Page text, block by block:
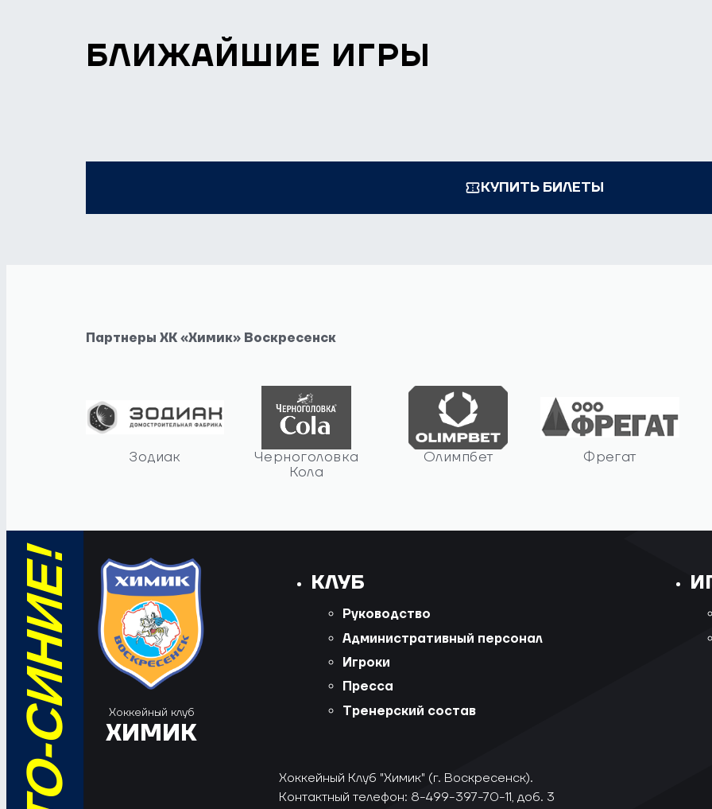
БЛИЖАЙШИЕ ИГРЫ
КУПИТЬ БИЛЕТЫ
Партнеры ХК «Химик» Воскресенск
Зодиак
Черноголовка
Кола
Олимпбет Фрегат
Хоккейный клуб
ХИМИК
КЛУБ
Руководство
Административный персонал
Игроки
Пресса
Тренерский состав
Хоккейный Клуб "Химик" (г. Воскресенск).
Контактный телефон: 8-499-397-70-11, доб. 3